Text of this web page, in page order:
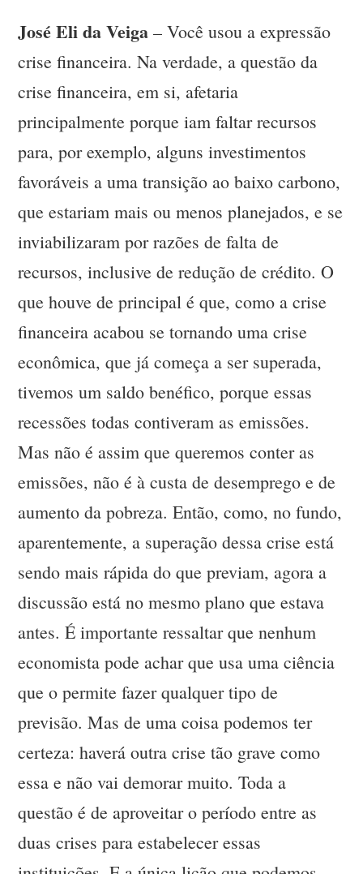
José Eli da Veiga – Você usou a expressão
crise financeira. Na verdade, a questão da
crise financeira, em si, afetaria
principalmente porque iam faltar recursos
para, por exemplo, alguns investimentos
favoráveis a uma transição ao baixo carbono,
que estariam mais ou menos planejados, e se
inviabilizaram por razões de falta de
recursos, inclusive de redução de crédito. O
que houve de principal é que, como a crise
financeira acabou se tornando uma crise
econômica, que já começa a ser superada,
tivemos um saldo benéfico, porque essas
recessões todas contiveram as emissões.
Mas não é assim que queremos conter as
emissões, não é à custa de desemprego e de
aumento da pobreza. Então, como, no fundo,
aparentemente, a superação dessa crise está
sendo mais rápida do que previam, agora a
discussão está no mesmo plano que estava
antes. É importante ressaltar que nenhum
economista pode achar que usa uma ciência
que o permite fazer qualquer tipo de
previsão. Mas de uma coisa podemos ter
certeza: haverá outra crise tão grave como
essa e não vai demorar muito. Toda a
questão é de aproveitar o período entre as
duas crises para estabelecer essas